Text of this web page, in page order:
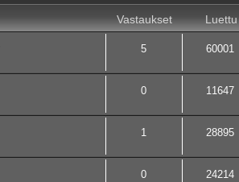
Vastaukset Luettu
5 60001
0 11647
1 28895
0 24214